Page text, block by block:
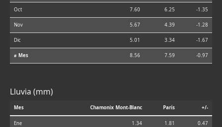
Oct 7.60 6.25 -1.35
Nov 5.67 4.39 -1.28
Dic 5.01 3.34 -1.67
⌀ Mes 8.56 7.59 -0.97
Lluvia (mm)
Mes Chamonix Mont-Blanc París +/-
Ene 1.34 1.81 0.47